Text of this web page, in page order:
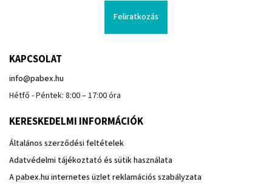
Feliratkozás
KAPCSOLAT
info@pabex.hu
Hétfő - Péntek: 8:00 – 17:00 óra
KERESKEDELMI INFORMÁCIÓK
Általános szerződési feltételek
Adatvédelmi tájékoztató és sütik használata
A pabex.hu internetes üzlet reklamációs szabályzata